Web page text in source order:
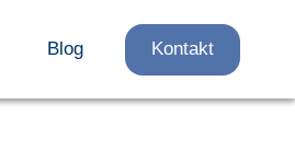
Blog Kontakt